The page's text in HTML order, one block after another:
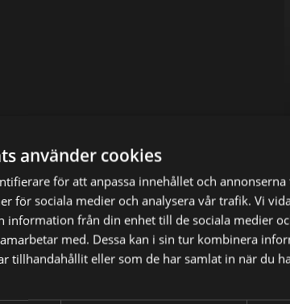
använder cookies
för att anpassa innehållet och
för sociala medier och analysera vår trafik. Vi
information från din enhet till de sociala medier
med. Dessa kan i sin tur kombinera
tillhandahållit eller som de har samlat in när du